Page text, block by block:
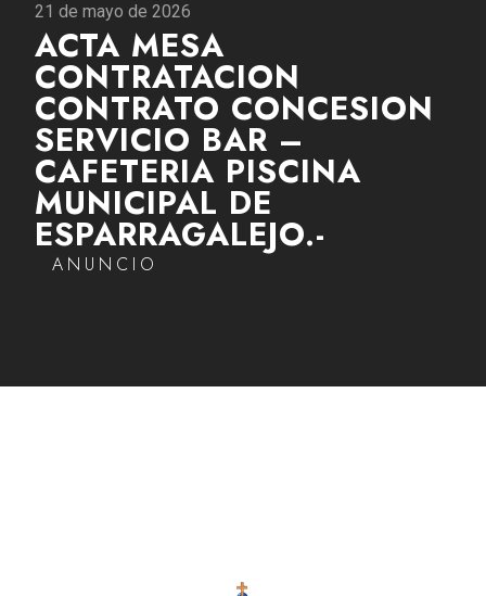
21 de mayo de 2026
ACTA MESA
CONTRATACION
CONTRATO CONCESION
SERVICIO BAR –
CAFETERIA PISCINA
MUNICIPAL DE
ESPARRAGALEJO.-
ANUNCIO